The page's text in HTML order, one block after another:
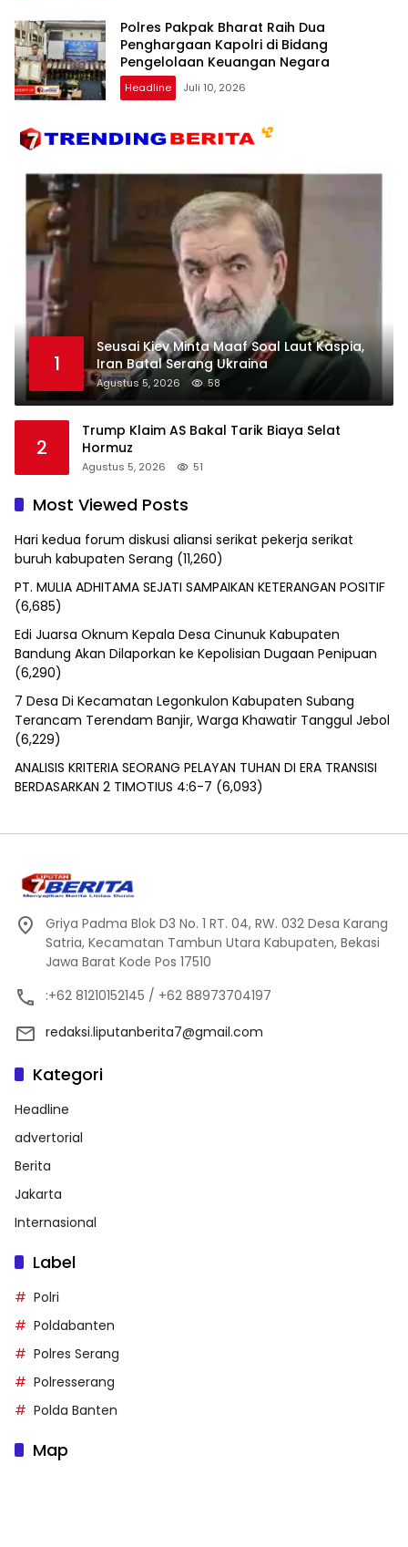
Polres Pakpak Bharat Raih Dua
Penghargaan Kapolri di Bidang
Pengelolaan Keuangan Negara
Headline Juli 10, 2026
1
Seusai Kiev Minta Maaf Soal Laut Kaspia,
Iran Batal Serang Ukraina
Agustus 5, 2026 58
2
Trump Klaim AS Bakal Tarik Biaya Selat
Hormuz
Agustus 5, 2026 51
Most Viewed Posts
Hari kedua forum diskusi aliansi serikat pekerja serikat
buruh kabupaten Serang (11,260)
PT. MULIA ADHITAMA SEJATI SAMPAIKAN KETERANGAN POSITIF
(6,685)
Edi Juarsa Oknum Kepala Desa Cinunuk Kabupaten
Bandung Akan Dilaporkan ke Kepolisian Dugaan Penipuan
(6,290)
7 Desa Di Kecamatan Legonkulon Kabupaten Subang
Terancam Terendam Banjir, Warga Khawatir Tanggul Jebol
(6,229)
ANALISIS KRITERIA SEORANG PELAYAN TUHAN DI ERA TRANSISI
BERDASARKAN 2 TIMOTIUS 4:6-7 (6,093)
Griya Padma Blok D3 No. 1 RT. 04, RW. 032 Desa Karang
Satria, Kecamatan Tambun Utara Kabupaten, Bekasi
Jawa Barat Kode Pos 17510
:+62 81210152145 / +62 88973704197
redaksi.liputanberita7@gmail.com
Kategori
Headline
advertorial
Berita
Jakarta
Internasional
Label
Polri
Poldabanten
Polres Serang
Polresserang
Polda Banten
Map